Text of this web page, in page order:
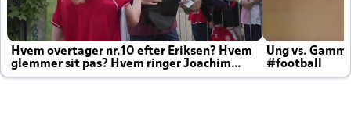
Hvem overtager nr.10 efter Eriksen? Hvem
glemmer sit pas? Hvem ringer Joachim
altid til efter kampe?
Ung vs.
#football